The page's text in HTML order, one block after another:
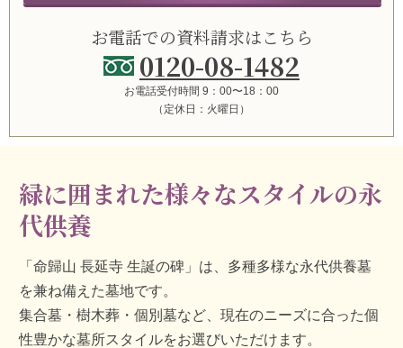
お電話での資料請求はこちら
0120-08-1482
お電話受付時間 9：00〜18：00
（定休日：火曜日）
緑に囲まれた様々なスタイルの永
代供養
「命歸山 長延寺 生誕の碑」は、多種多様な永代供養墓
を兼ね備えた墓地です。
集合墓・樹木葬・個別墓など、現在のニーズに合った個
性豊かな墓所スタイルをお選びいただけます。